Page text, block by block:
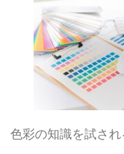
色彩の知識を試され